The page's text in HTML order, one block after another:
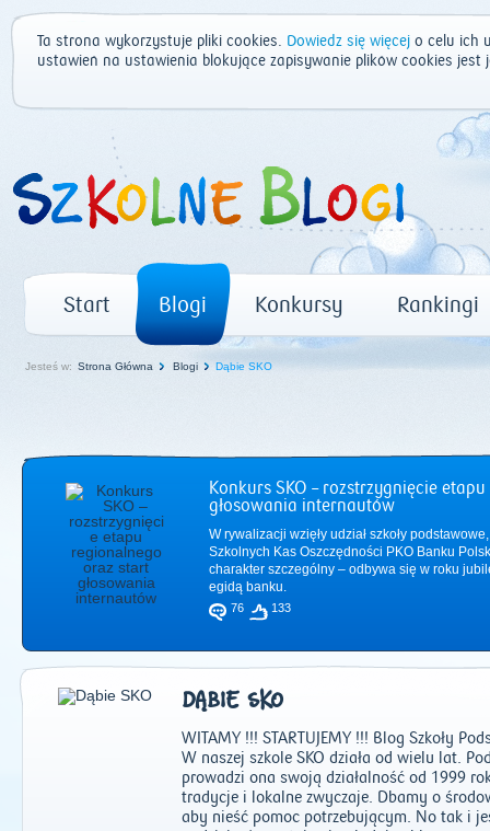
Ta strona wykorzystuje pliki cookies. Dowiedz się więcej o celu ich
ustawień na ustawienia blokujące zapisywanie plików cookies
Start Blogi Konkursy Rankingi
Jesteś w: Strona Główna Blogi Dąbie SKO
Konkurs SKO – rozstrzygnięcie
głosowania internautów
W rywalizacji wzięły udział szkoły
Szkolnych Kas Oszczędności PKO Banku
charakter szczególny – odbywa się w roku
egidą banku.
76 133
DĄBIE SKO
WITAMY !!! STARTUJEMY !!! Blog Szkoły
W naszej szkole SKO działa od wielu lat.
prowadzi ona swoją działalność od 1999
tradycje i lokalne zwyczaje. Dbamy o
aby nieść pomoc potrzebującym. No tak i
2011| 2012 |